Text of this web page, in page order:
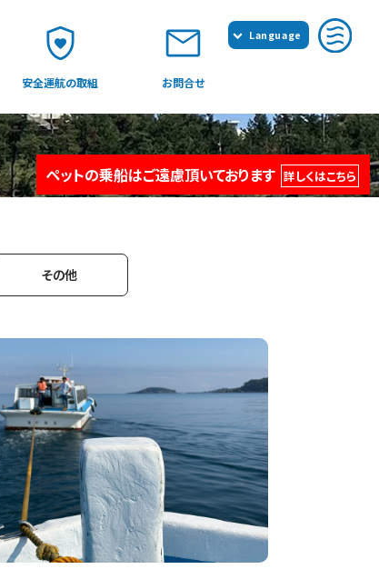
安全運航の取組 お問合せ
Language
繁体中文
ペットの乗船はご遠慮頂いております 詳しくはこちら
その他